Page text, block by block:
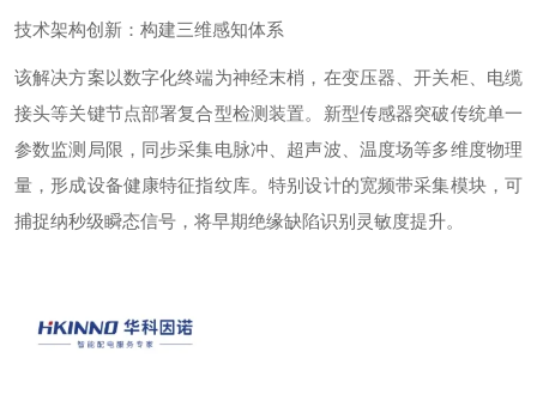
技术架构创新：构建三维感知体系
该解决方案以数字化终端为神经末梢，在变压器、开关柜、电缆
接头等关键节点部署复合型检测装置。新型传感器突破传统单一
参数监测局限，同步采集电脉冲、超声波、温度场等多维度物理
量，形成设备健康特征指纹库。特别设计的宽频带采集模块，可
捕捉纳秒级瞬态信号，将早期绝缘缺陷识别灵敏度提升。